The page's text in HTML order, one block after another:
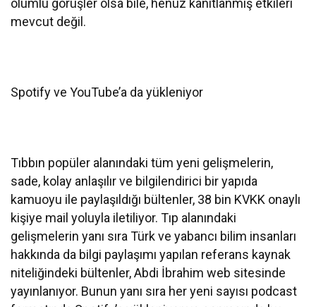
olumlu görüşler olsa bile, henüz kanıtlanmış etkileri
mevcut değil.
Spotify ve YouTube’a da yükleniyor
Tıbbın popüler alanındaki tüm yeni gelişmelerin,
sade, kolay anlaşılır ve bilgilendirici bir yapıda
kamuoyu ile paylaşıldığı bültenler, 38 bin KVKK onaylı
kişiye mail yoluyla iletiliyor. Tıp alanındaki
gelişmelerin yanı sıra Türk ve yabancı bilim insanları
hakkında da bilgi paylaşımı yapılan referans kaynak
niteliğindeki bültenler, Abdi İbrahim web sitesinde
yayınlanıyor. Bunun yanı sıra her yeni sayısı podcast